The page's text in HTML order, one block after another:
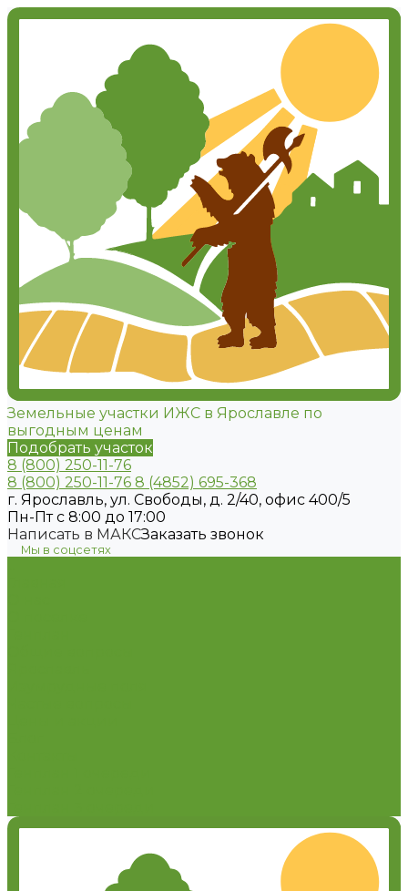
Земельные участки ИЖС в Ярославле по
выгодным ценам
Подобрать участок
8 (800) 250-11-76
8 (800) 250-11-76 8 (4852) 695-368
г. Ярославль, ул. Свободы, д. 2/40, офис 400/5
Пн-Пт с 8:00 до 17:00
Написать в МАКСЗаказать звонок
Мы в соцсетях